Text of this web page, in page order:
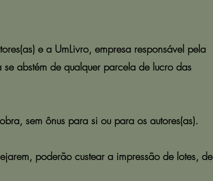
e a UmLivro, empresa responsável pela
abstém de qualquer parcela de lucro das
sem ônus para si ou para os autores(as).
poderão custear a impressão de lotes, de